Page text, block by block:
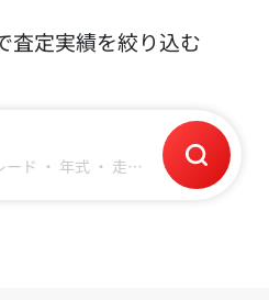
査定実績を絞り込む
ード ・ 年式 ・ 走行距離